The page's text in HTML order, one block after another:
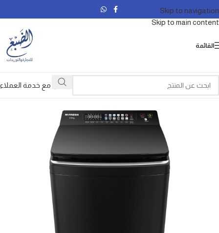
Skip to navigation
Skip to main content
القائمة
تواصل مع خدمة العملاء